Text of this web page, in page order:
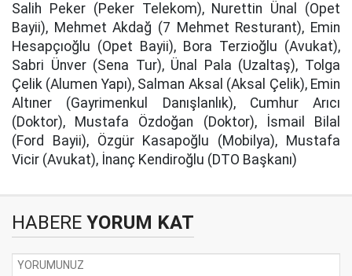
Salih Peker (Peker Telekom), Nurettin Ünal (Opet
Bayii), Mehmet Akdağ (7 Mehmet Resturant), Emin
Hesapçıoğlu (Opet Bayii), Bora Terzioğlu (Avukat),
Sabri Ünver (Sena Tur), Ünal Pala (Uzaltaş), Tolga
Çelik (Alumen Yapı), Salman Aksal (Aksal Çelik), Emin
Altıner (Gayrimenkul Danışlanlık), Cumhur Arıcı
(Doktor), Mustafa Özdoğan (Doktor), İsmail Bilal
(Ford Bayii), Özgür Kasapoğlu (Mobilya), Mustafa
Vicir (Avukat), İnanç Kendiroğlu (DTO Başkanı)
HABERE YORUM KAT